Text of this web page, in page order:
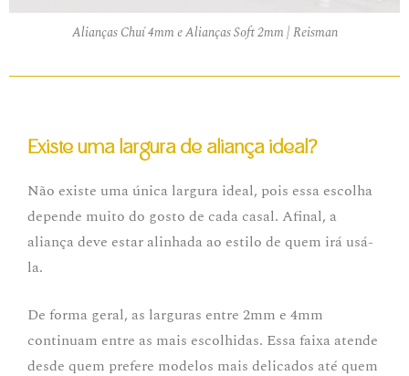
Alianças Chuí 4mm e Alianças Soft 2mm | Reisman
Existe uma largura de aliança ideal?
Não existe uma única largura ideal, pois essa escolha
depende muito do gosto de cada casal. Afinal, a
aliança deve estar alinhada ao estilo de quem irá usá-
la.
De forma geral, as larguras entre 2mm e 4mm
continuam entre as mais escolhidas. Essa faixa atende
desde quem prefere modelos mais delicados até quem